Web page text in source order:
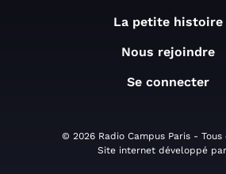
La petite histoire
Nous rejoindre
Se connecter
© 2026 Radio Campus Paris -
Site internet développé par